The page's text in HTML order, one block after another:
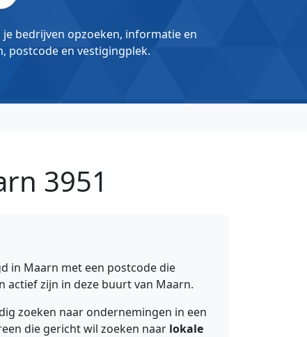
bedrijven opzoeken, informatie en
postcode en vestigingplek.
3951
in Maarn met een postcode die
actief zijn in deze buurt van Maarn.
zoeken naar ondernemingen in een
die gericht wil zoeken naar lokale